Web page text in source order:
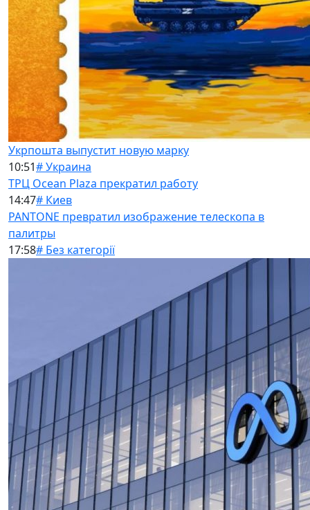
Укрпошта выпустит новую марку
10:51# Украина
ТРЦ Ocean Plaza прекратил работу
14:47# Киев
PANTONE превратил изображение телескопа в
палитры
17:58# Без категорії